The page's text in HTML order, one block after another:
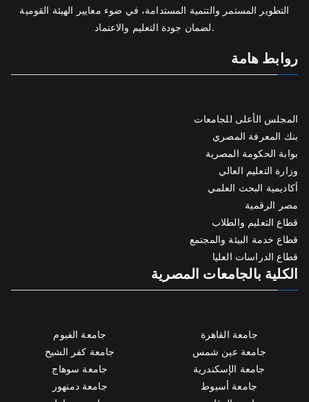
التطوير المستمر والتنمية المستدامة، في ضوء معايير الهيئة القومية
لضمان جودة التعليم والاعتماد.
روابط هامة
المجلس الأعلى للجامعات
بنك المعرفة المصري
بوابة الحكومة المصرية
وزارة التعليم العالي
أكاديمية البحث العلمي
مصر الرقمية
قطاع التعليم والطلاب
قطاع خدمة البيئة والمجتمع
قطاع الدراسات العليا
الكلية بالجامعات المصرية
جامعة القاهرة
جامعة عين شمس
جامعة الإسكندرية
جامعة أسيوط
جامعة الفيوم
جامعة كفر الشيخ
جامعة سوهاج
جامعة دمنهور